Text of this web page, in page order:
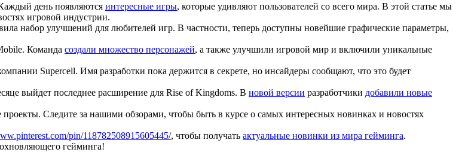
день появляются интересные игры, которые удивляют пользователей со всего мира. В этой статье мы
игровой индустрии.
набор улучшений для любителей игр. В частности, теперь доступны новейшие графические параметры,
Команда создали множество персонажей, а также улучшили игровой мир и включили уникальные
Supercell. Имя разработки пока держится в секрете, но инсайдеры сообщают, что это будет
выйдет последнее расширение для Rise of Kingdoms. В новой версии разработчики добавили новые
Следите за нашими обзорами, чтобы быть в курсе о самых интересных новинках и новостях
pin/118782508915605445/, чтобы получать актуальные новинки из мира гейминга.
гейминга!